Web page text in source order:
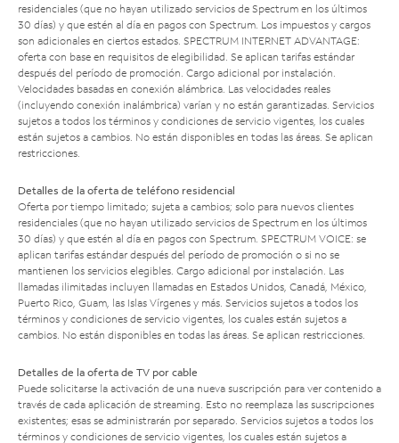
residenciales (que no hayan utilizado servicios de Spectrum en los últimos
30 días) y que estén al día en pagos con Spectrum. Los impuestos y cargos
son adicionales en ciertos estados. SPECTRUM INTERNET ADVANTAGE:
oferta con base en requisitos de elegibilidad. Se aplican tarifas estándar
después del período de promoción. Cargo adicional por instalación.
Velocidades basadas en conexión alámbrica. Las velocidades reales
(incluyendo conexión inalámbrica) varían y no están garantizadas. Servicios
sujetos a todos los términos y condiciones de servicio vigentes, los cuales
están sujetos a cambios. No están disponibles en todas las áreas. Se aplican
restricciones.
Detalles de la oferta de teléfono residencial
Oferta por tiempo limitado; sujeta a cambios; solo para nuevos clientes
residenciales (que no hayan utilizado servicios de Spectrum en los últimos
30 días) y que estén al día en pagos con Spectrum. SPECTRUM VOICE: se
aplican tarifas estándar después del período de promoción o si no se
mantienen los servicios elegibles. Cargo adicional por instalación. Las
llamadas ilimitadas incluyen llamadas en Estados Unidos, Canadá, México,
Puerto Rico, Guam, las Islas Vírgenes y más. Servicios sujetos a todos los
términos y condiciones de servicio vigentes, los cuales están sujetos a
cambios. No están disponibles en todas las áreas. Se aplican restricciones.
Detalles de la oferta de TV por cable
Puede solicitarse la activación de una nueva suscripción para ver contenido a
través de cada aplicación de streaming. Esto no reemplaza las suscripciones
existentes; esas se administrarán por separado. Servicios sujetos a todos los
términos y condiciones de servicio vigentes, los cuales están sujetos a